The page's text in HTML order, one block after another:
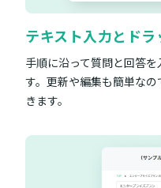
テキスト入力とド
手順に沿って質問と回答
す。更新や編集も簡単な
きます。